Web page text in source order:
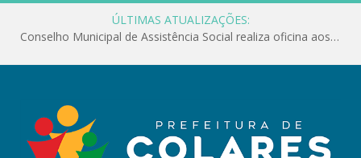
ÚLTIMAS ATUALIZAÇÕES:
Conselho Municipal de Assistência Social realiza oficina aos servidores